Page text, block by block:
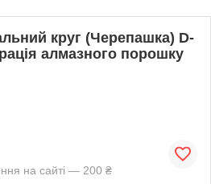
круг (Черепашка) D-
алмазного порошку
на сайті — 200 ₴